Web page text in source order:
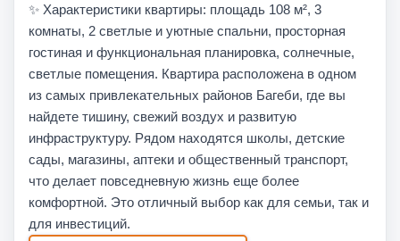
✨ Характеристики квартиры: площадь 108 м², 3
комнаты, 2 светлые и уютные спальни, просторная
гостиная и функциональная планировка, солнечные,
светлые помещения. Квартира расположена в одном
из самых привлекательных районов Багеби, где вы
найдете тишину, свежий воздух и развитую
инфраструктуру. Рядом находятся школы, детские
сады, магазины, аптеки и общественный транспорт,
что делает повседневную жизнь еще более
комфортной. Это отличный выбор как для семьи, так и
для инвестиций.